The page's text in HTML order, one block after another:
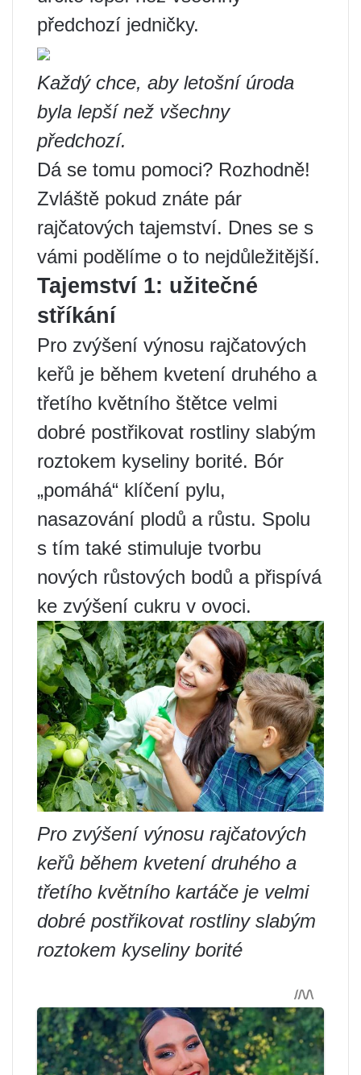
předchozí jedničky.
Každý chce, aby letošní úroda
byla lepší než všechny
předchozí.
Dá se tomu pomoci? Rozhodně!
Zvláště pokud znáte pár
rajčatových tajemství. Dnes se s
vámi podělíme o to nejdůležitější.
Tajemství 1: užitečné
stříkání
Pro zvýšení výnosu rajčatových
keřů je během kvetení druhého a
třetího květního štětce velmi
dobré postřikovat rostliny slabým
roztokem kyseliny borité. Bór
„pomáhá“ klíčení pylu,
nasazování plodů a růstu. Spolu
s tím také stimuluje tvorbu
nových růstových bodů a přispívá
ke zvýšení cukru v ovoci.
Pro zvýšení výnosu rajčatových
keřů během kvetení druhého a
třetího květního kartáče je velmi
dobré postřikovat rostliny slabým
roztokem kyseliny borité